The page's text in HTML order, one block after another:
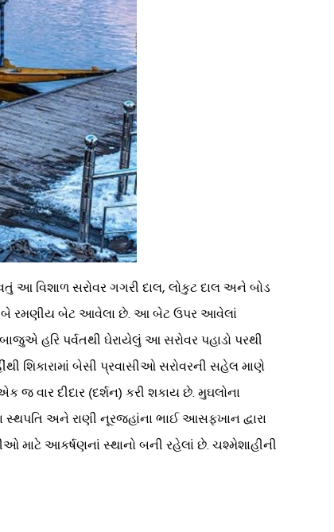
આ વિશાળ સરોવર ગગરી દાલ, લોકુટ દાલ અને બોડ
બે રમણીય બેટ આવેલા છે. આ બેટ ઉપર આવેલાં
હરિ પર્વતથી ઘેરાયેલું આ સરોવર પહાડો પરથી
શિકારામાં બેસી પ્રવાસીઓ સરોવરની સહેલ માણે
જ વાર દીદાર (દર્શન) કરી શકાય છે. મુઘલોના
અને રાણી નૂરજહાંના ભાઈ આસફખાન દ્વારા
માટે આકર્ષણનાં સ્થાનો બની રહેલાં છે. ચશ્મેશાહીની